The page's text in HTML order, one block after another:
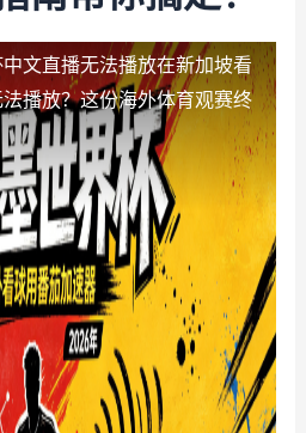
文直播无法播放在新加坡看
播放？这份海外体育观赛终